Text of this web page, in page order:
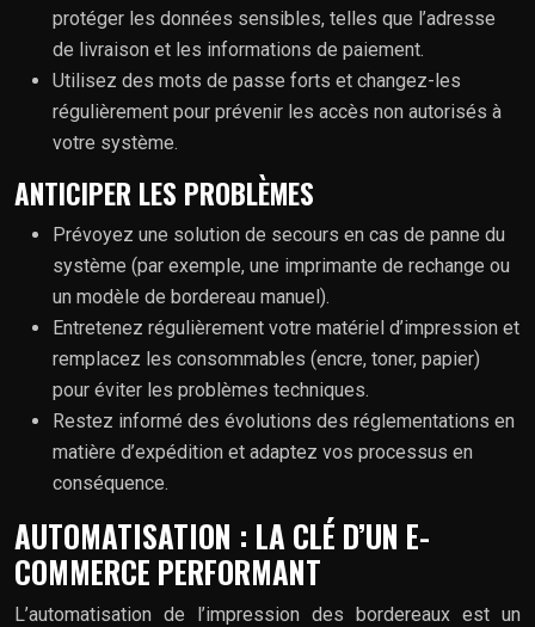
protéger les données sensibles, telles que l’adresse
de livraison et les informations de paiement.
Utilisez des mots de passe forts et changez-les
régulièrement pour prévenir les accès non autorisés à
votre système.
ANTICIPER LES PROBLÈMES
Prévoyez une solution de secours en cas de panne du
système (par exemple, une imprimante de rechange ou
un modèle de bordereau manuel).
Entretenez régulièrement votre matériel d’impression et
remplacez les consommables (encre, toner, papier)
pour éviter les problèmes techniques.
Restez informé des évolutions des réglementations en
matière d’expédition et adaptez vos processus en
conséquence.
AUTOMATISATION : LA CLÉ D’UN E-
COMMERCE PERFORMANT
L’automatisation de l’impression des bordereaux est un